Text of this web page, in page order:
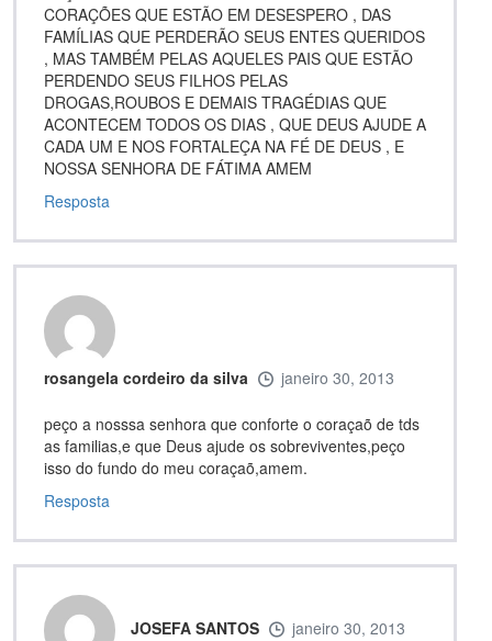
CORAÇÕES QUE ESTÃO EM DESESPERO , DAS
FAMÍLIAS QUE PERDERÃO SEUS ENTES QUERIDOS
, MAS TAMBÉM PELAS AQUELES PAIS QUE ESTÃO
PERDENDO SEUS FILHOS PELAS
DROGAS,ROUBOS E DEMAIS TRAGÉDIAS QUE
ACONTECEM TODOS OS DIAS , QUE DEUS AJUDE A
CADA UM E NOS FORTALEÇA NA FÉ DE DEUS , E
NOSSA SENHORA DE FÁTIMA AMEM
Resposta
rosangela cordeiro da silva janeiro 30, 2013
peço a nosssa senhora que conforte o coraçaõ de tds
as familias,e que Deus ajude os sobreviventes,peço
isso do fundo do meu coraçaõ,amem.
Resposta
JOSEFA SANTOS janeiro 30, 2013